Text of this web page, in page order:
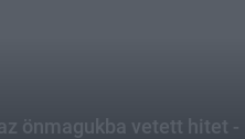
önmagukba vetett hitet -